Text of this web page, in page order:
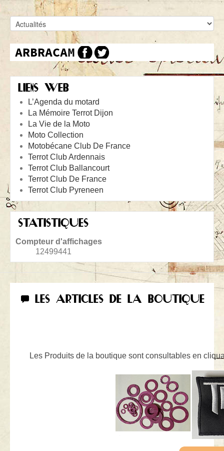
LIENS WEB
L’Agenda du motard
La Mémoire Terrot Dijon
La Vie de la Moto
Moto Collection
Motobécane Club De France
Terrot Club Ardennais
Terrot Club Ballancourt
Terrot Club De France
Terrot Club Pyreneen
STATISTIQUES
Compteur d'affichages
12499441
LES ARTICLES DE LA BOUTIQUE
Les Produits de la boutique sont consultables en